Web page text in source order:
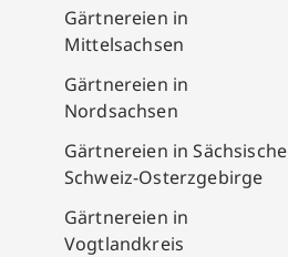
Gärtnereien in
Mittelsachsen
Gärtnereien in
Nordsachsen
Gärtnereien in Sächsische
Schweiz-Osterzgebirge
Gärtnereien in
Vogtlandkreis